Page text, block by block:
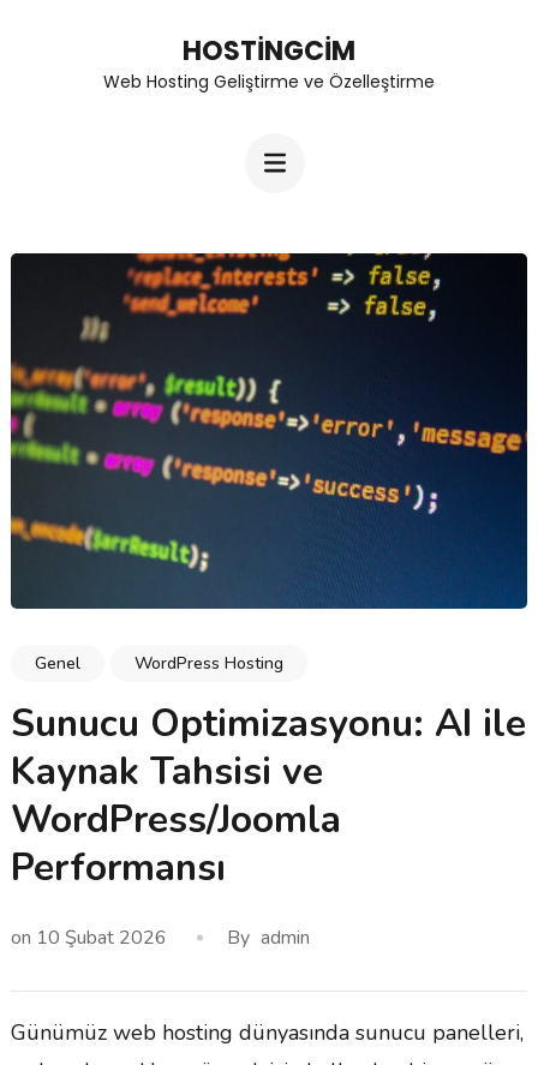
HOSTINGCIM
Web Hosting Geliştirme ve Özelleştirme
Genel WordPress Hosting
Sunucu Optimizasyonu: AI ile
Kaynak Tahsisi ve
WordPress/Joomla
Performansı
on 10 Şubat 2026 By admin
Günümüz web hosting dünyasında sunucu panelleri,